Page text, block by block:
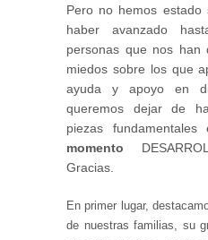
Pero no hemos estado
haber avanzado
personas que nos han
miedos sobre los que
ayuda y apoyo en
queremos dejar de
piezas
momento
Gracias.
En primer lugar,
de nuestras familias, su